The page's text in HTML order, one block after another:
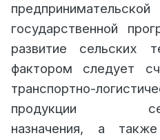
государственной
развитие сельских
фактором следует
транспортно-
продукции
назначения, а